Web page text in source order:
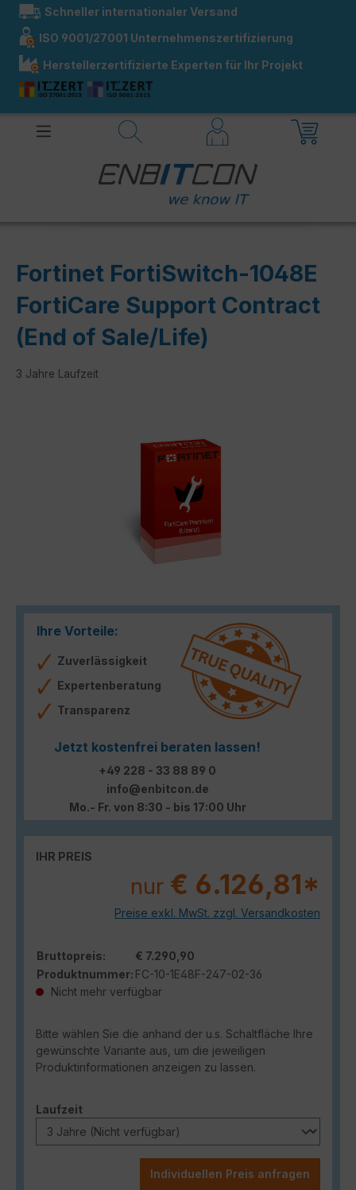
springen
Schneller internationaler Versand
ISO 9001/27001 Unternehmenszertifizierung
Herstellerzertifizierte Experten für Ihr Projekt
Fortinet FortiSwitch-1048E
FortiCare Support Contract
(End of Sale/Life)
3 Jahre Laufzeit
Ihre Vorteile:
Zuverlässigkeit
Expertenberatung
Transparenz
Jetzt kostenfrei beraten lassen!
+49 228 - 33 88 89 0
info@enbitcon.de
Mo.- Fr. von 8:30 - bis 17:00 Uhr
IHR PREIS
nur € 6.126,81*
Preise exkl. MwSt. zzgl. Versandkosten
Bruttopreis:
€ 7.290,90
Produktnummer: FC-10-1E48F-247-02-36
Nicht mehr verfügbar
Bitte wählen Sie die anhand der u.s. Schaltfläche Ihre
gewünschte Variante aus, um die jeweiligen
Produktinformationen anzeigen zu lassen.
Laufzeitauswählen
Individuellen Preis anfragen